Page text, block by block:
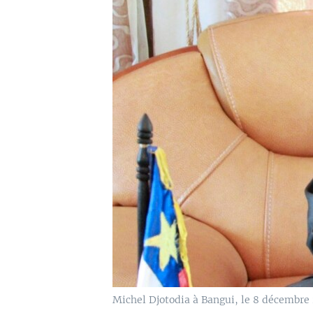
Michel Djotodia à Bangui, le 8 décembre